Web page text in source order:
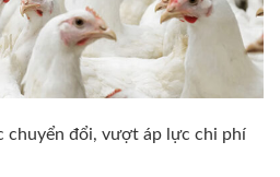
chuyển đổi, vượt áp lực chi phí